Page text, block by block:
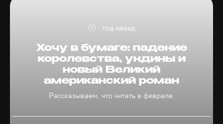
Хочу в бумаге: падение
королевства, ундины и
новый Великий
американский роман
Рассказываем, что читать в феврале.
год назад